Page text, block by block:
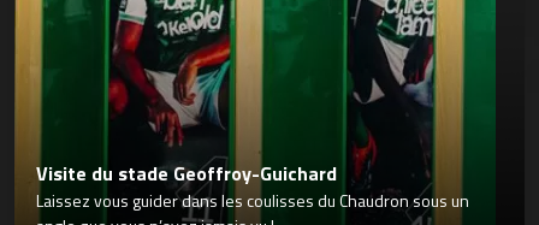
Visite du stade Geoffroy-Guichard
Laissez vous guider dans les coulisses du Chaudron sous un